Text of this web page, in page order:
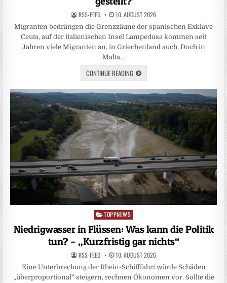
RSS-FEED 10. AUGUST 2026
Migranten bedrängen die Grenzzäune der spanischen Exklave
Ceuta, auf der italienischen Insel Lampedusa kommen seit
Jahren viele Migranten an, in Griechenland auch. Doch in
Malta…
CONTINUE READING
Posted
in
TOPPNEWS
Niedrigwasser in Flüssen: Was kann die Politik
tun? – „Kurzfristig gar nichts“
RSS-FEED 10. AUGUST 2026
Eine Unterbrechung der Rhein-Schifffahrt würde Schäden
„überproportional“ steigern, rechnen Ökonomen vor. Sollte die